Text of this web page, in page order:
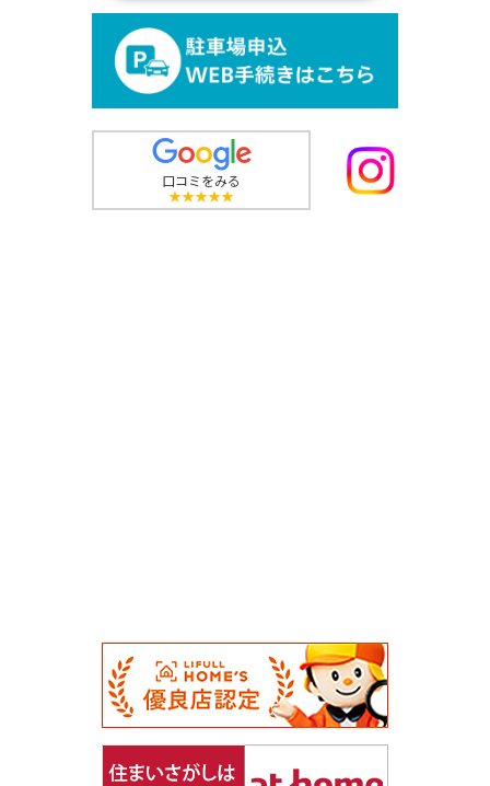
口コミをみる
★★★★★